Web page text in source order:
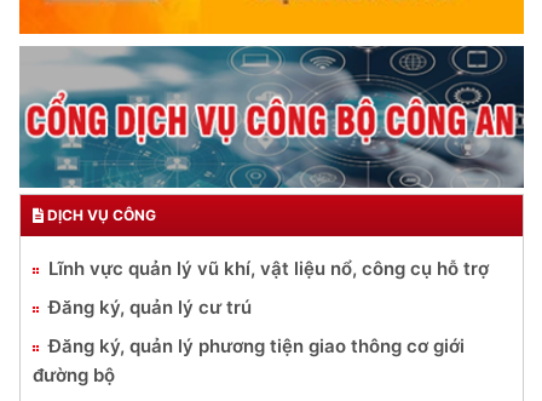
DỊCH VỤ CÔNG
Lĩnh vực quản lý vũ khí, vật liệu nổ, công cụ hỗ trợ
Đăng ký, quản lý cư trú
Đăng ký, quản lý phương tiện giao thông cơ giới
đường bộ